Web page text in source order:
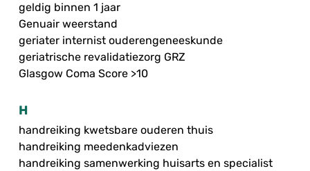
geldig binnen 1 jaar
Genuair weerstand
geriater internist ouderengeneeskunde
geriatrische revalidatiezorg GRZ
Glasgow Coma Score >10
H
handreiking kwetsbare ouderen thuis
handreiking meedenkadviezen
handreiking samenwerking huisarts en specialist